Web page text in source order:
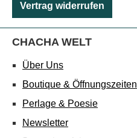
Vertrag widerrufen
CHACHA WELT
Über Uns
Boutique & Öffnungszeiten
Perlage & Poesie
Newsletter